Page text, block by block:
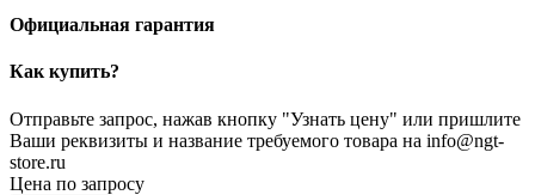
Официальная гарантия
Как купить?
Отправьте запрос, нажав кнопку "Узнать цену" или пришлите
Ваши реквизиты и название требуемого товара на info@ngt-
store.ru
Цена по запросу